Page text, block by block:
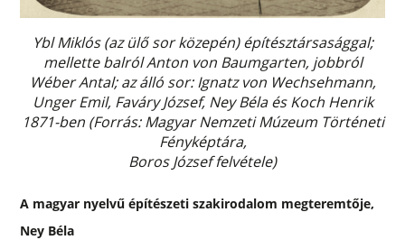
Ybl Miklós (az ülő sor közepén) építésztársasággal;
mellette balról Anton von Baumgarten, jobbról
Wéber Antal; az álló sor: Ignatz von Wechsehmann,
Unger Emil, Faváry József, Ney Béla és Koch Henrik
1871-ben (Forrás: Magyar Nemzeti Múzeum Történeti
Fényképtára,
Boros József felvétele)
A magyar nyelvű építészeti szakirodalom megteremtője,
Ney Béla